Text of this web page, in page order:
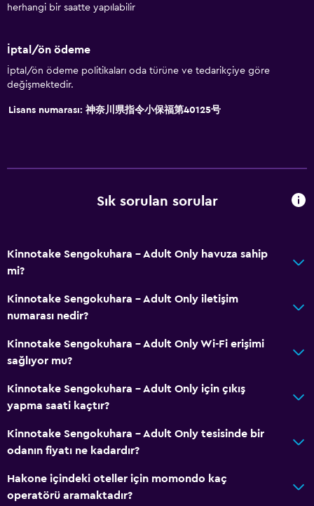
herhangi bir saatte yapılabilir
İptal/ön ödeme
İptal/ön ödeme politikaları oda türüne ve tedarikçiye göre
değişmektedir.
Lisans numarası: 神奈川県指令小保福第40125号
Sık sorulan sorular
Kinnotake Sengokuhara - Adult Only havuza sahip
mi?
Kinnotake Sengokuhara - Adult Only iletişim
numarası nedir?
Kinnotake Sengokuhara - Adult Only Wi-Fi erişimi
sağlıyor mu?
Kinnotake Sengokuhara - Adult Only için çıkış
yapma saati kaçtır?
Kinnotake Sengokuhara - Adult Only tesisinde bir
odanın fiyatı ne kadardır?
Hakone içindeki oteller için momondo kaç
operatörü aramaktadır?